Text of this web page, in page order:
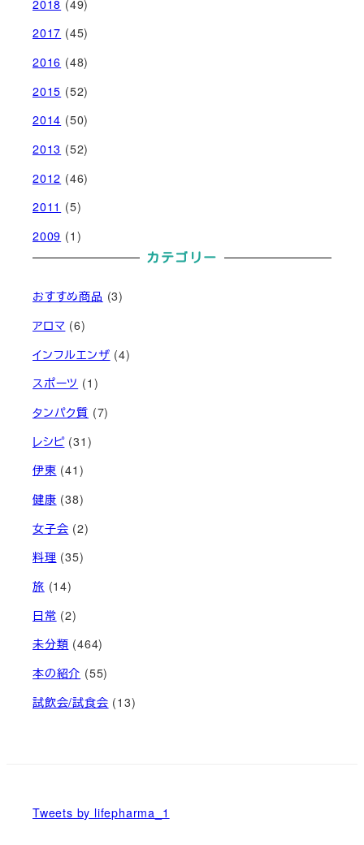
2018 (49)
2017 (45)
2016 (48)
2015 (52)
2014 (50)
2013 (52)
2012 (46)
2011 (5)
2009 (1)
カテゴリー
おすすめ商品 (3)
アロマ (6)
インフルエンザ (4)
スポーツ (1)
タンパク質 (7)
レシピ(31)
伊東 (41)
健康 (38)
女子会 (2)
料理 (35)
旅 (14)
日常 (2)
未分類 (464)
本の紹介 (55)
試飲会/試食会 (13)
Tweets by lifepharma_1